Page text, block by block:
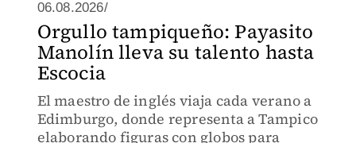
06.08.2026/
Orgullo tampiqueño: Payasito
Manolín lleva su talento hasta
Escocia
El maestro de inglés viaja cada verano a
Edimburgo, donde representa a Tampico
elaborando figuras con globos para